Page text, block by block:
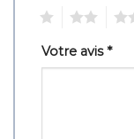
Votre avis*